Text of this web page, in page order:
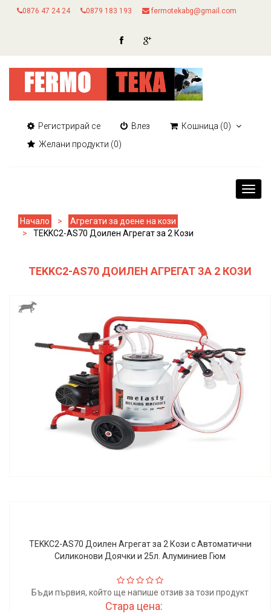
0876 47 24 24 0879 183 193 fermotekabg@gmail.com
Регистрирай се Влез Кошница (0)
Желани продукти (0)
Начало
Агрегати за доене на кози
TEKKC2-AS70 Доилен Aгрегат за 2 Кози
TEKKC2-AS70 ДОИЛЕН AГРЕГАТ ЗА 2 КОЗИ
TEKKC2-AS70 Доилен Aгрегат за 2 Кози с Автоматични
Силиконови Доячки и 25л. Алуминиев Гюм
Бъди първия, който ще напише отзив за този продукт
Стара цена: